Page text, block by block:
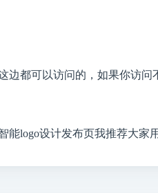
边都可以访问的，如果你访问
能logo设计发布页我推荐大家